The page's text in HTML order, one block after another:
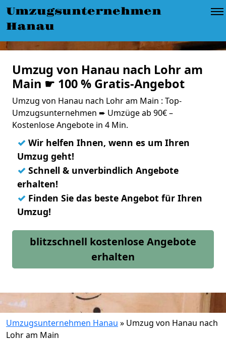
Umzugsunternehmen
Hanau
Umzug von Hanau nach Lohr am
Main ☛ 100 % Gratis-Angebot
Umzug von Hanau nach Lohr am Main : Top-
Umzugsunternehmen ➨ Umzüge ab 90€ –
Kostenlose Angebote in 4 Min.
✓ Wir helfen Ihnen, wenn es um Ihren
Umzug geht!
✓ Schnell & unverbindlich Angebote
erhalten!
✓ Finden Sie das beste Angebot für Ihren
Umzug!
blitzschnell kostenlose Angebote
erhalten
Umzugsunternehmen Hanau » Umzug von Hanau nach
Lohr am Main